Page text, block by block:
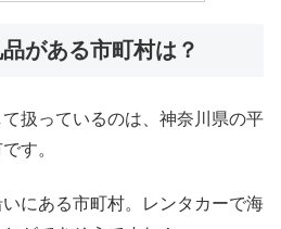
がある市町村は？
扱っているのは、神奈川県の平
す。
にある市町村。レンタカーで海